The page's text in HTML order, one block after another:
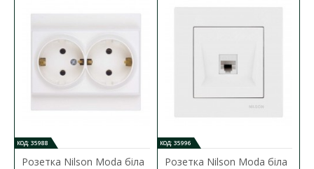
ДО КОШИКА
КОД: 35988
Розетка Nilson Moda біла
КОД: 35996
Розетка Nilson Moda біла